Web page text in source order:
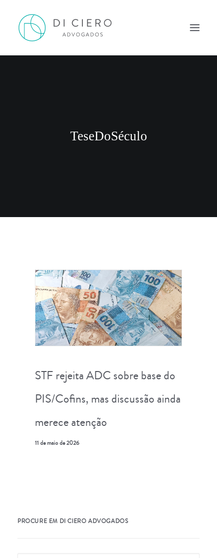
TeseDoSéculo
STF rejeita ADC sobre base do
PIS/Cofins, mas discussão ainda
merece atenção
11 de maio de 2026
PROCURE EM DI CIERO ADVOGADOS